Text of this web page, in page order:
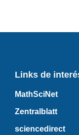
Links de
MathSciNet
Zentralblatt
sciencedirect